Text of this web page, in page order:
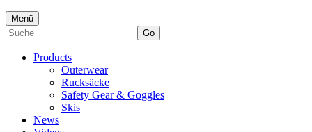
Menü
Go
Products
Outerwear
Rucksäcke
Safety Gear & Goggles
Skis
News